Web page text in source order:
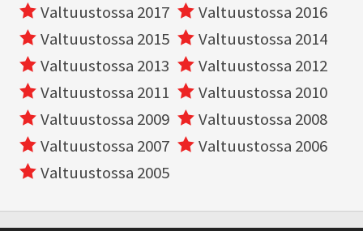
Valtuustossa 2017
Valtuustossa 2016
Valtuustossa 2015
Valtuustossa 2014
Valtuustossa 2013
Valtuustossa 2012
Valtuustossa 2011
Valtuustossa 2010
Valtuustossa 2009
Valtuustossa 2008
Valtuustossa 2007
Valtuustossa 2006
Valtuustossa 2005